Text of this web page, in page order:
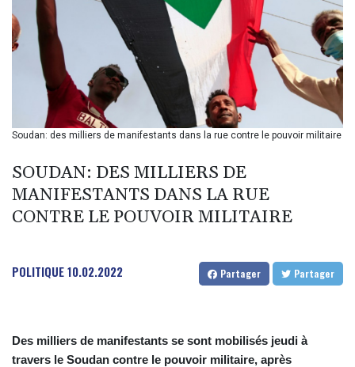
BMD 1
BND 1.281981
BOB 12.092258
BRL 5.1183
BSD 0.999753
BTN 95.145446
BWP 13.521485
CAD 1.401535
CDF
CLF 0.023191
CLP 915.73976
COP 3160.03
CRC 454.762008
Soudan: des milliers de manifestants dans la rue contre le pouvoir militaire
SOUDAN: DES MILLIERS DE
MANIFESTANTS DANS LA RUE
CONTRE LE POUVOIR MILITAIRE
POLITIQUE10.02.2022 Partager Partager
Des milliers de manifestants se sont mobilisés jeudi à
travers le Soudan contre le pouvoir militaire, après